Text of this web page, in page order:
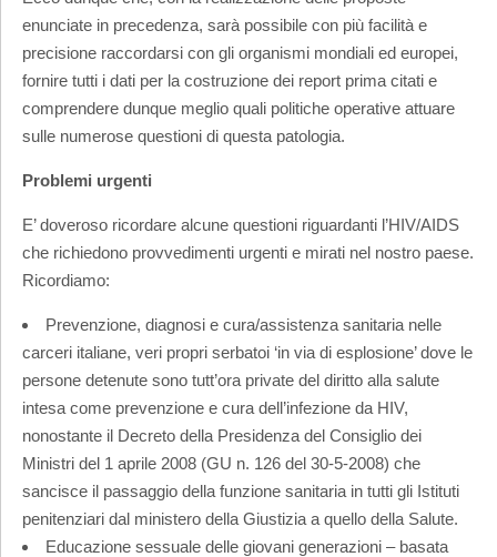
enunciate in precedenza, sarà possibile con più facilità e
precisione raccordarsi con gli organismi mondiali ed europei,
fornire tutti i dati per la costruzione dei report prima citati e
comprendere dunque meglio quali politiche operative attuare
sulle numerose questioni di questa patologia.
Problemi urgenti
E’ doveroso ricordare alcune questioni riguardanti l’HIV/AIDS
che richiedono provvedimenti urgenti e mirati nel nostro paese.
Ricordiamo:
Prevenzione, diagnosi e cura/assistenza sanitaria nelle
carceri italiane, veri propri serbatoi ‘in via di esplosione’ dove le
persone detenute sono tutt’ora private del diritto alla salute
intesa come prevenzione e cura dell’infezione da HIV,
nonostante il Decreto della Presidenza del Consiglio dei
Ministri del 1 aprile 2008 (GU n. 126 del 30-5-2008) che
sancisce il passaggio della funzione sanitaria in tutti gli Istituti
penitenziari dal ministero della Giustizia a quello della Salute.
Educazione sessuale delle giovani generazioni – basata